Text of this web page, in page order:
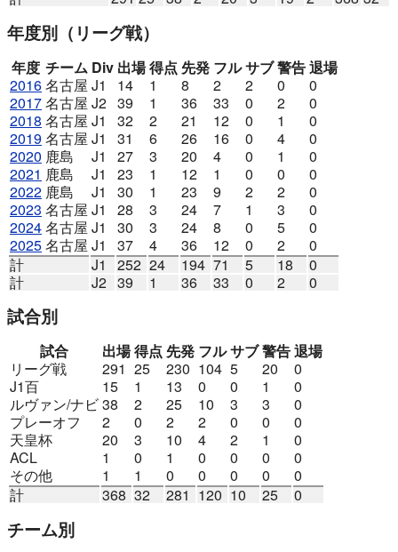
年度別 （リーグ戦）
年度 チーム Div 出場得点 先発 フルサブ警告退場
2016名古屋 J1 14 1 8 2 2 0
0
2017名古屋 J2 39 1 36 33 0 2
0
2018 名古屋 J1 32 2 21 12 0 1
0
2019名古屋 J1 31 6 26 16 0 4
0
2020 鹿島 J1 27 3 20 4 0 1
0
2021 鹿島 J1 23 1 12 1 0 0
0
2022 鹿島 J1 30 1 23 9 2 2
0
2023 名古屋 J1 28 3 24 7 1 3
0
2024名古屋 J1 30 3 24 8 0 5
0
2025名古屋 J1 37 4 36 12 0 2
0
計
J1 252 24 194 71 5 18
0
計
J2 39 1 36 33 0 2 0
試合別
試合 出場得点 先発 フルサブ警告退場
リーグ戦
291 25 230 104 5 20
0
J1百
15 1 13 0 0 1
0
ルヴァン/ナビ38 2 25 10 3 3
0
プレーオフ
2 0 2 2 0 0
0
天皇杯
20 3 10 4 2 1
0
ACL
1 0 1 0 0 0
0
その他
1 1 0 0 0 0
0
計
368 32 281 120 10 25 0
チーム別